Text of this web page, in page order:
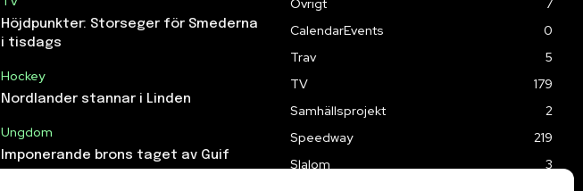
Höjdpunkter: Storseger för Smederna
i tisdags
Hockey
Nordlander stannar i Linden
Ungdom
Imponerande brons taget av Guif
Övrigt
7
CalendarEvents
0
Trav
5
TV
179
Samhällsprojekt
2
Speedway
219
Slalom
3